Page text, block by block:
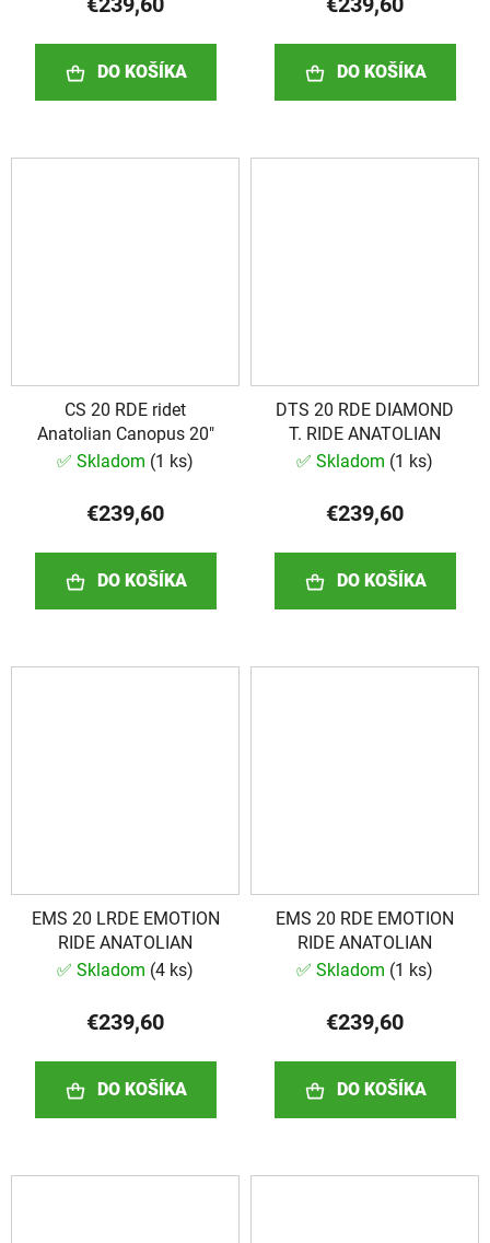
DO KOŠÍKA DO KOŠÍKA
CS 20 RDE ridet
Anatolian Canopus 20"
✅ Skladom (1 ks)
€239,60
DO KOŠÍKA
DTS 20 RDE DIAMOND
T. RIDE ANATOLIAN
✅ Skladom (1 ks)
€239,60
DO KOŠÍKA
EMS 20 LRDE EMOTION
RIDE ANATOLIAN
✅ Skladom (4 ks)
€239,60
DO KOŠÍKA
EMS 20 RDE EMOTION
RIDE ANATOLIAN
✅ Skladom (1 ks)
€239,60
DO KOŠÍKA